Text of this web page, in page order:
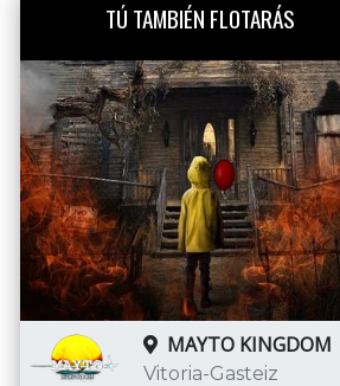
TÚ TAMBIÉN FLOTARÁS
MAYTO KINGDOM
Vitoria-Gasteiz